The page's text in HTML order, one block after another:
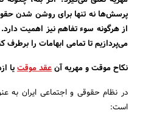
پرسش‌ها نه‌ تنها برای روشن شدن
از هرگونه سوء تفاهم نیز اهمیت
می‌پردازیم تا تمامی ابهامات را برطرف
نکاح موقت و مهریه آنعقد موقتیا
در نظام حقوقی و اجتماعی ایران به
است: